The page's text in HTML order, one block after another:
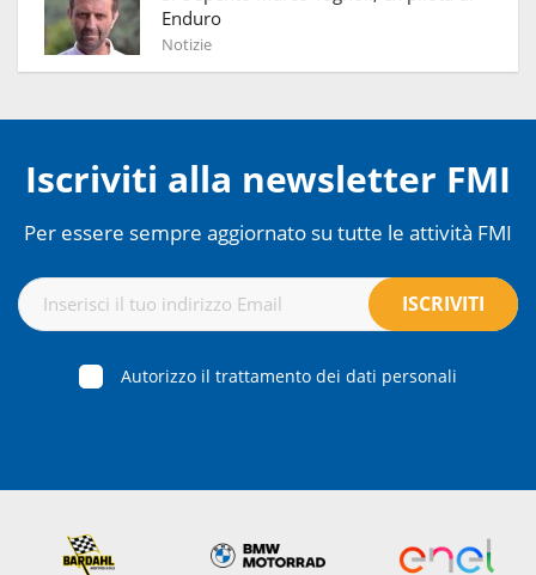
Enduro
Notizie
Iscriviti alla newsletter FMI
Per essere sempre aggiornato su tutte le attività FMI
Autorizzo il trattamento dei dati personali